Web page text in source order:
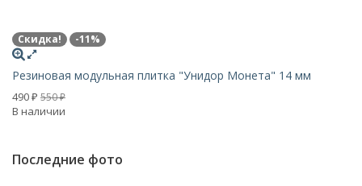
Скидка! -11%
Резиновая модульная плитка "Унидор Монета" 14 мм
490 ₽ 550₽
В наличии
Последние фото